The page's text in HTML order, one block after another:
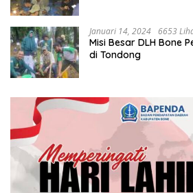
Januari 14, 2024 6653
Misi Besar DLH Bone
di Tondong